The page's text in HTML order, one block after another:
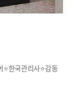
한국관리사⭐감동